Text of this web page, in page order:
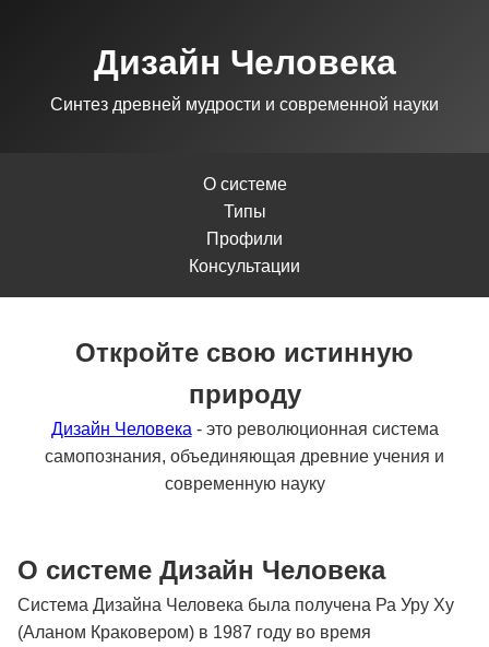
Дизайн Человека
Синтез древней мудрости и современной науки
О системе
Типы
Профили
Консультации
Откройте свою истинную
природу
Дизайн Человека - это революционная система
самопознания, объединяющая древние учения и
современную науку
О системе Дизайн Человека
Система Дизайна Человека была получена Ра Уру Ху
(Аланом Краковером) в 1987 году во время